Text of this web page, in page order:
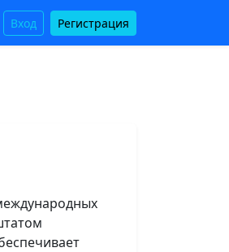
Вход Регистрация